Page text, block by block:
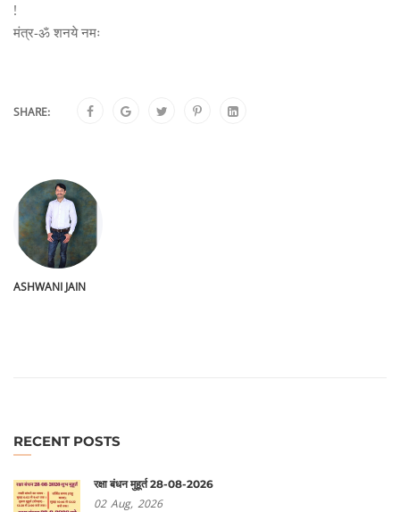
!
मंत्र-ॐ शनये नमः
SHARE:
ASHWANI JAIN
RECENT POSTS
रक्षा बंधन मुहूर्त 28-08-2026
02 Aug, 2026